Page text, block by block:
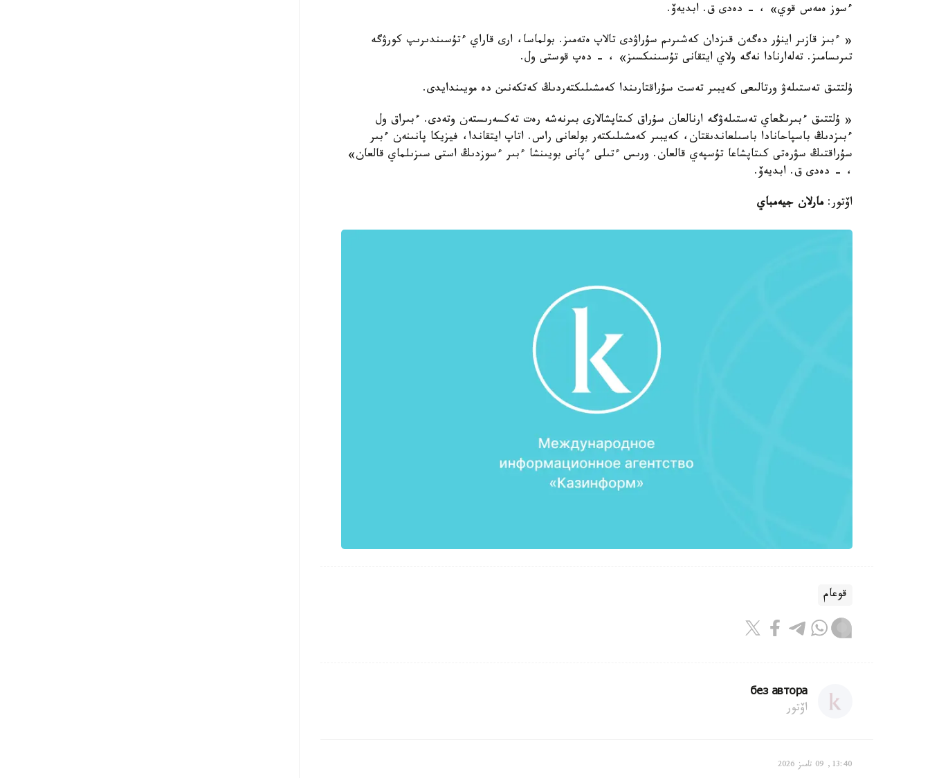
ءسوز ەمەس قوي» ، - دەدى ق. ابديەۆ.
« ءبىز قازىر اينۇر دەگەن قىزدان كەشىرىم سۇراۋدى تالاپ ەتەمىز. بولماسا، ارى قاراي ءتۇسىندىرىپ كورۋگە
تىرىسامىز. تەلەارنادا نەگە ولاي ايتقانى تۇسىنىكسىز» ، - دەپ قوستى ول.
ۇلتتىق تەستىلەۋ ورتالىعى كەيبىر تەست سۇراقتارىندا كەمشىلىكتەردىڭ كەتكەنىن دە مويىندايدى.
« ۇلتتىق ءبىرىڭعاي تەستىلەۋگە ارنالعان سۇراق كىتاپشالارى بىرنەشە رەت تەكسەرىستەن وتەدى. ءبىراق ول
ءبىزدىڭ باسپاحانادا باسىلعاندىقتان، كەيبىر كەمشىلىكتەر بولعانى راس. اتاپ ايتقاندا، فيزيكا پانىنەن ءبىر
سۇراقتىڭ سۋرەتى كىتاپشاعا تۇسپەي قالعان. ورىس ءتىلى ءپانى بويىنشا ءبىر ءسوزدىڭ استى سىزىلماي قالعان»
، - دەدى ق. ابديەۆ.
اۆتور:مارلان جيەمباي
قوعام
без автора
اۆتور
13:40, 09 تامىز 2026